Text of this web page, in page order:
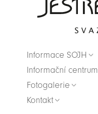
Informace SOJH
Informační centrum
Fotogalerie
Kontakt